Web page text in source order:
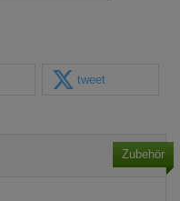
tweet
Zubehör